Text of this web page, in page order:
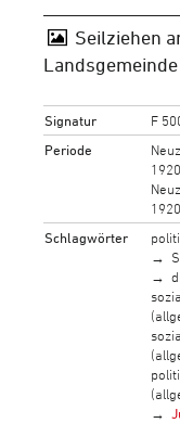
Seilziehen
Signatur
F
Periode
1920
1920
Schlagwörter